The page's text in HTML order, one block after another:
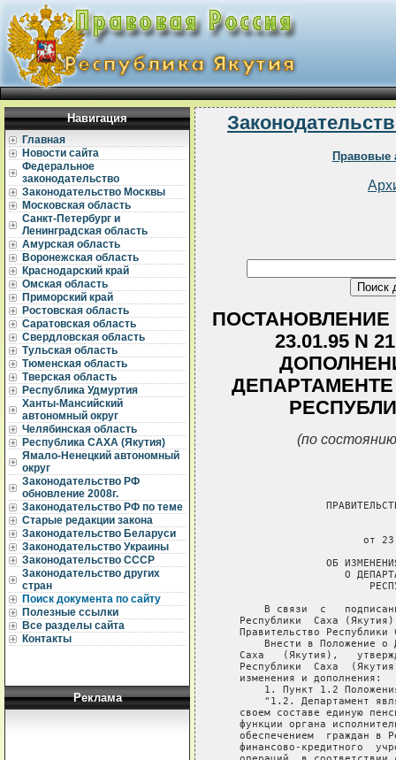
Навигация
Главная
Новости сайта
Федеральное
законодательство
Законодательство Москвы
Московская область
Санкт-Петербург и
Ленинградская область
Амурская область
Воронежская область
Краснодарский край
Омская область
Приморский край
Ростовская область
Саратовская область
Свердловская область
Тульская область
Тюменская область
Тверская область
Республика Удмуртия
Ханты-Мансийский
автономный округ
Челябинская область
Республика САХА (Якутия)
Ямало-Ненецкий автономный
округ
Законодательство РФ
обновление 2008г.
Законодательство РФ по теме
Старые редакции закона
Законодательство Беларуси
Законодательство Украины
Законодательство СССР
Законодательство других
стран
Поиск документа по сайту
Полезные ссылки
Все разделы сайта
Контакты
Реклама
Правовые
ПОСТАНОВЛЕНИЕ
23.01.95 N
(по
от
ОБ
О
В связи  с
Республики  Саха
Правительство Республики
Внести в Положение о
Саха   (Якутия),
Республики  Саха
   изменения и дополнения:
1. Пункт 1.2
"1.2. Департамент
своем составе единую
функции органа
обеспечением  граждан в
финансово-кредитного